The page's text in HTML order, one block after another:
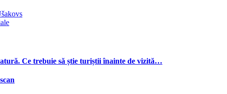
Ce trebuie să știe turiștii înainte de vizită…